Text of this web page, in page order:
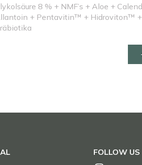
8 % + NMF’s + Aloe +
+ Pentavitin™ + Hidroviton™ +
FOLLOW US